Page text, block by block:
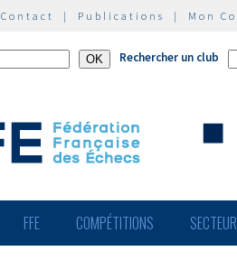
Contact | Publications | Mon
Rechercher un club
FFE COMPÉTITIONS